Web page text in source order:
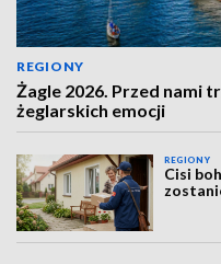
REGIONY
Żagle 2026. Przed nami
żeglarskich emocji
REGIONY
Cisi